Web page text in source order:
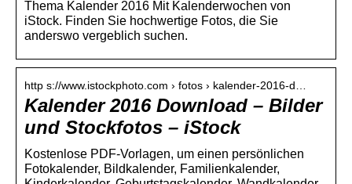
Thema Kalender 2016 Mit Kalenderwochen von
iStock. Finden Sie hochwertige Fotos, die Sie
anderswo vergeblich suchen.
http s://www.istockphoto.com › fotos › kalender-2016-d…
Kalender 2016 Download – Bilder
und Stockfotos – iStock
Kostenlose PDF-Vorlagen, um einen persönlichen
Fotokalender, Bildkalender, Familienkalender,